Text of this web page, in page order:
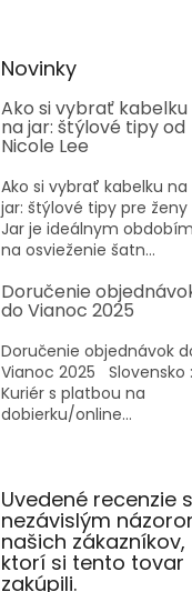
Novinky
Ako si vybrať kabelku
na jar: štýlové tipy od
Nicole Lee
Ako si vybrať kabelku na
jar: štýlové tipy pre ženy
Jar je ideálnym obdobím
na osvieženie šatn...
Doručenie
do Vianoc 2025
Doručenie objednávok
Vianoc 2025 Slovensko :
Kuriér s platbou na
dobierku/online...
Uvedené recenzie
nezávislým
našich zákazníkov,
ktorí si tento tovar
zakúpili.